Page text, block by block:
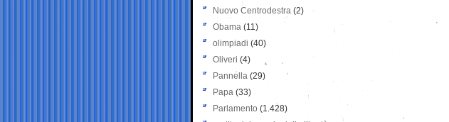
Nuovo Centrodestra (2)
Obama (11)
olimpiadi (40)
Oliveri (4)
Pannella (29)
Papa (33)
Parlamento (1.428)